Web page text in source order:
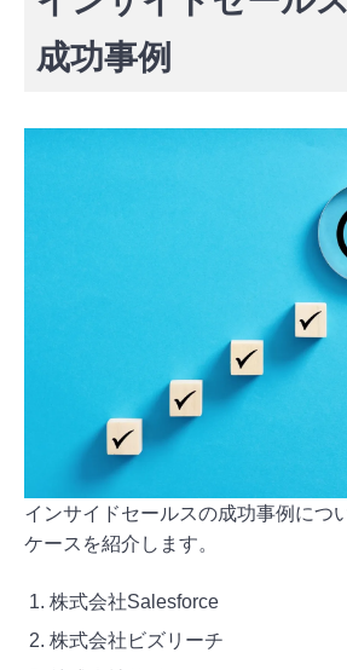
成功事例
インサイドセールスの成功事例につ
ケースを紹介します。
株式会社Salesforce
株式会社ビズリーチ